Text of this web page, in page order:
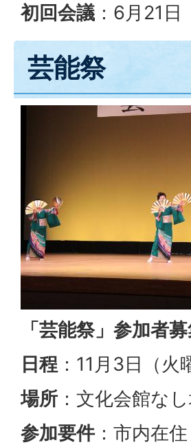
初回会議 ：6月21
芸能祭
「芸能祭」参加者
日程 ：11月3日（火
場所 ：文化会館な
参加要件：市内在